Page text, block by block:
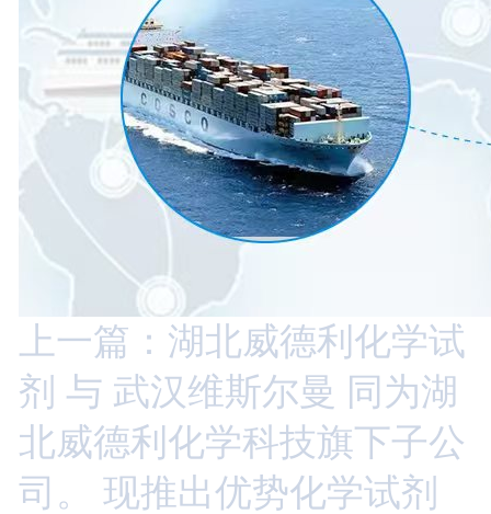
上一篇：湖北威德利化学试
剂 与 武汉维斯尔曼 同为湖
北威德利化学科技旗下子公
司。 现推出优势化学试剂